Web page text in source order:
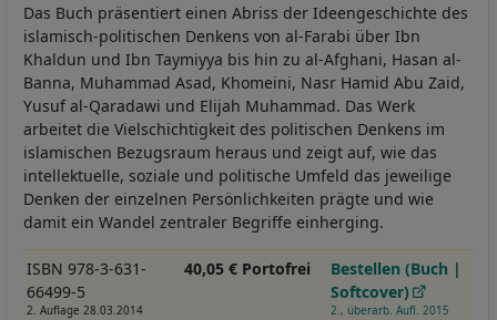
Das Buch präsentiert einen Abriss der Ideengeschichte des
islamisch-politischen Denkens von al-Farabi über Ibn
Khaldun und Ibn Taymiyya bis hin zu al-Afghani, Hasan al-
Banna, Muhammad Asad, Khomeini, Nasr Hamid Abu Zaid,
Yusuf al-Qaradawi und Elijah Muhammad. Das Werk
arbeitet die Vielschichtigkeit des politischen Denkens im
islamischen Bezugsraum heraus und zeigt auf, wie das
intellektuelle, soziale und politische Umfeld das jeweilige
Denken der einzelnen Persönlichkeiten prägte und wie
damit ein Wandel zentraler Begriffe einherging.
ISBN 978-3-631-
66499-5
2. Auflage 28.03.2014
40,05 € Portofrei
Bestellen (Buch |
Softcover)
2., überarb. Aufl. 2015